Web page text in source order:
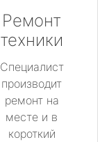
Ремонт
техники
Специалист
производит
ремонт на
месте и в
короткий